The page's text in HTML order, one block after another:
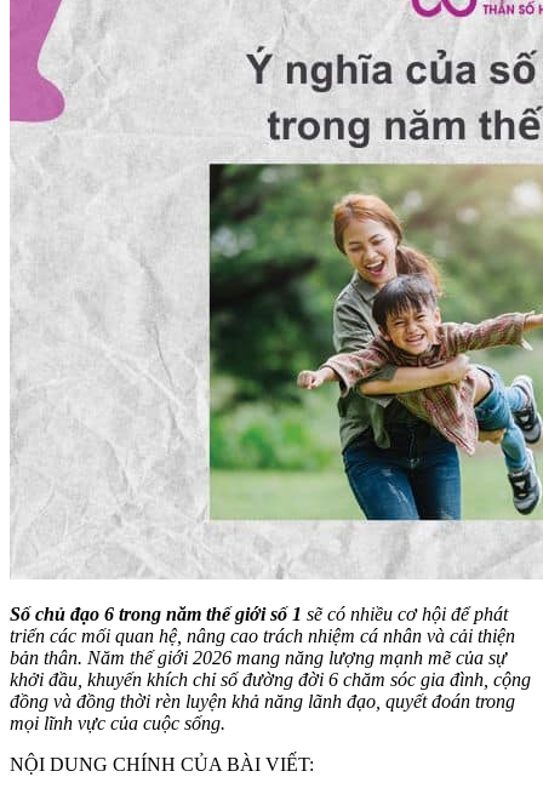
Số chủ đạo 6 trong năm thế giới số 1 sẽ có nhiều cơ hội để phát
triển các mối quan hệ, nâng cao trách nhiệm cá nhân và cải thiện
bản thân. Năm thế giới 2026 mang năng lượng mạnh mẽ của sự
khởi đầu, khuyến khích chỉ số đường đời 6 chăm sóc gia đình, cộng
đồng và đồng thời rèn luyện khả năng lãnh đạo, quyết đoán trong
mọi lĩnh vực của cuộc sống.
NỘI DUNG CHÍNH CỦA BÀI VIẾT: